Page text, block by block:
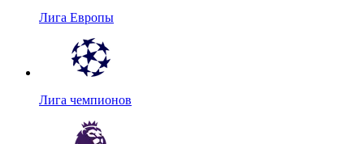
Лига Европы
Лига чемпионов